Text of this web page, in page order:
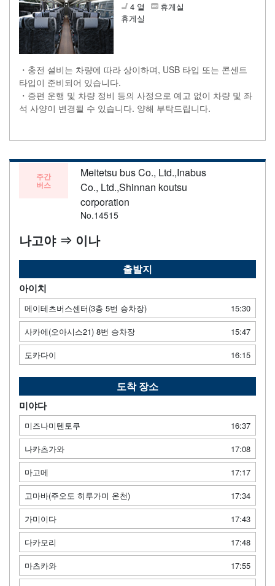
4 열
휴게실
휴게실
・충전 설비는 차량에 따라 상이하며, USB 타입 또는 콘센트
타입이 준비되어 있습니다.
・증편 운행 및 차량 정비 등의 사정으로 예고 없이 차량 및 좌
석 사양이 변경될 수 있습니다. 양해 부탁드립니다.
주간
버스
Meitetsu bus Co., Ltd.,Inabus
Co., Ltd.,Shinnan koutsu
corporation
No.14515
나고야 ⇒ 이나
출발지
아이치
메이테츠버스센터(3층 5번 승차장)
15:30
사카에(오아시스21) 8번 승차장
15:47
도카다이
16:15
도착 장소
미야다
미즈나미텐토쿠
16:37
나카츠가와
17:08
마고메
17:17
고마바(주오도 히루가미 온천)
17:34
가미이다
17:43
다카모리
17:48
마츠카와
17:55